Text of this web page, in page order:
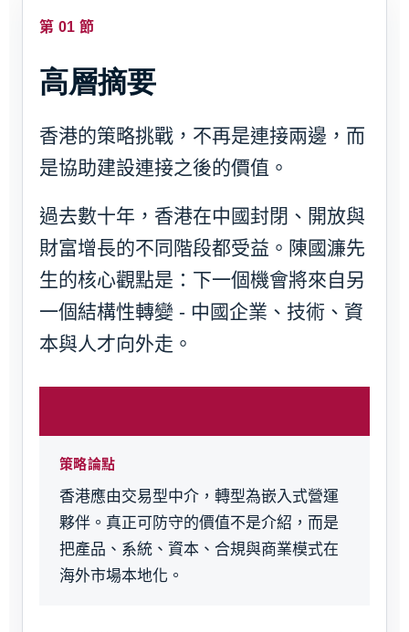
第 01 節
高層摘要
香港的策略挑戰，不再是連接兩邊，而
是協助建設連接之後的價值。
過去數十年，香港在中國封閉、開放與
財富增長的不同階段都受益。陳國濂先
生的核心觀點是：下一個機會將來自另
一個結構性轉變 - 中國企業、技術、資
本與人才向外走。
策略論點
香港應由交易型中介，轉型為嵌入式營運
夥伴。真正可防守的價值不是介紹，而是
把產品、系統、資本、合規與商業模式在
海外市場本地化。